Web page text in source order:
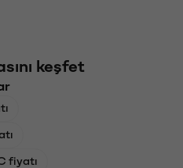
keşfet
fiyatı